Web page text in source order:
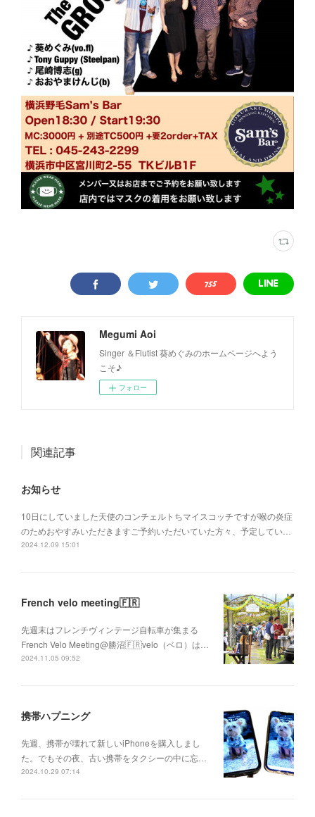
Megumi Aoi
Singer ＆Flutist 葵めぐみのホームページへよう
こそ♪
フォロー
関連記事
お知らせ
10日にしていました天使のコンチェルトちマイスコッチですが喉の炎症
のためおやすみいただきますご予約いただいていた方々、予定してい…
2024.12.09 15:01
French velo meeting🇫🇷
先週末はフレンチヴィンテージ自転車が集まる
French Velo Meeting@勝沼🇫🇷velo（ベロ）は…
2024.11.05 09:52
携帯ハプニング
先週、携帯が壊れて新しいiPhoneを購入しまし
た。でもその夜、古い携帯をタクシーの中に忘…
2024.10.29 07:14